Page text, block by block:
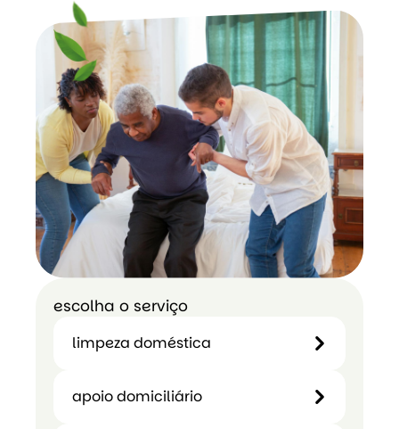
escolha o serviço
limpeza doméstica
apoio domiciliário